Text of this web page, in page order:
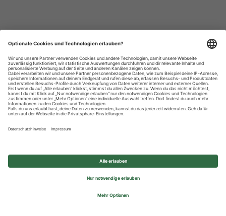
Datenschutzhinweise
Impressum
Privatsphäre-Einstellungen
© 2026 REWE Group - All rights reserved